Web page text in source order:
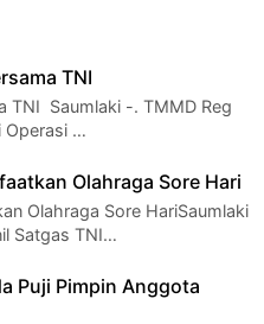
TNI
TNI Saumlaki -. TMMD Reg
Operasi …
Olahraga Sore Hari
Olahraga Sore HariSaumlaki
Satgas TNI…
Puji Pimpin Anggota